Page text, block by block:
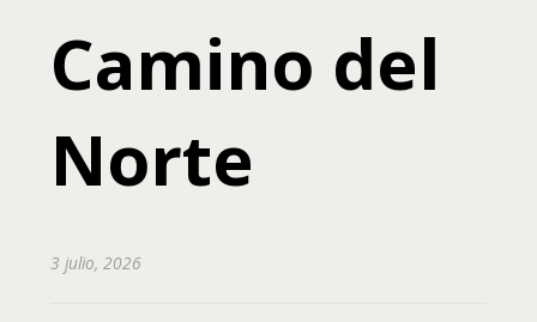
Camino del
Norte
3 julio, 2026